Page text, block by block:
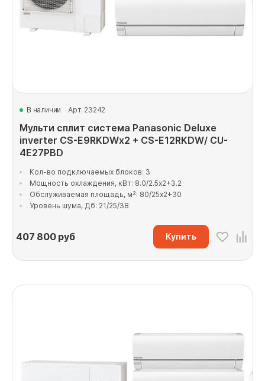
В наличии Арт. 23242
Мульти сплит система Panasonic Deluxe
inverter CS-E9RKDWx2 + CS-E12RKDW/ CU-
4E27PBD
Кол-во подключаемых блоков: 3
Мощность охлаждения, кВт: 8.0/2.5x2+3.2
Обслуживаемая площадь, м²: 80/25x2+30
Уровень шума, Дб: 21/25/38
407 800руб Купить